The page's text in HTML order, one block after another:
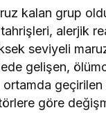
kalan grup
alerjik
seviyeli
gelişen,
ortamda
göre